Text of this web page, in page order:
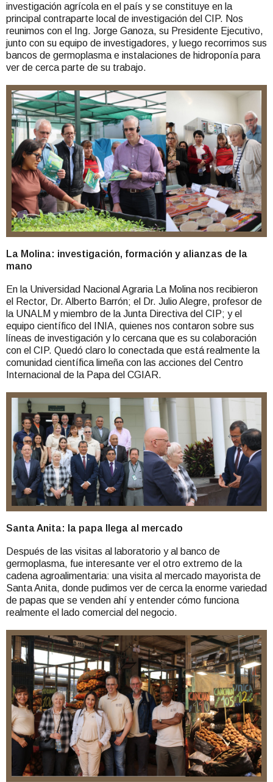
investigación agrícola en el país y se constituye en la
principal contraparte local de investigación del CIP. Nos
reunimos con el Ing. Jorge Ganoza, su Presidente Ejecutivo,
junto con su equipo de investigadores, y luego recorrimos sus
bancos de germoplasma e instalaciones de hidroponía para
ver de cerca parte de su trabajo.
La Molina: investigación, formación y alianzas de la
mano
En la Universidad Nacional Agraria La Molina nos recibieron
el Rector, Dr. Alberto Barrón; el Dr. Julio Alegre, profesor de
la UNALM y miembro de la Junta Directiva del CIP; y el
equipo científico del INIA, quienes nos contaron sobre sus
líneas de investigación y lo cercana que es su colaboración
con el CIP. Quedó claro lo conectada que está realmente la
comunidad científica limeña con las acciones del Centro
Internacional de la Papa del CGIAR.
Santa Anita: la papa llega al mercado
Después de las visitas al laboratorio y al banco de
germoplasma, fue interesante ver el otro extremo de la
cadena agroalimentaria: una visita al mercado mayorista de
Santa Anita, donde pudimos ver de cerca la enorme variedad
de papas que se venden ahí y entender cómo funciona
realmente el lado comercial del negocio.